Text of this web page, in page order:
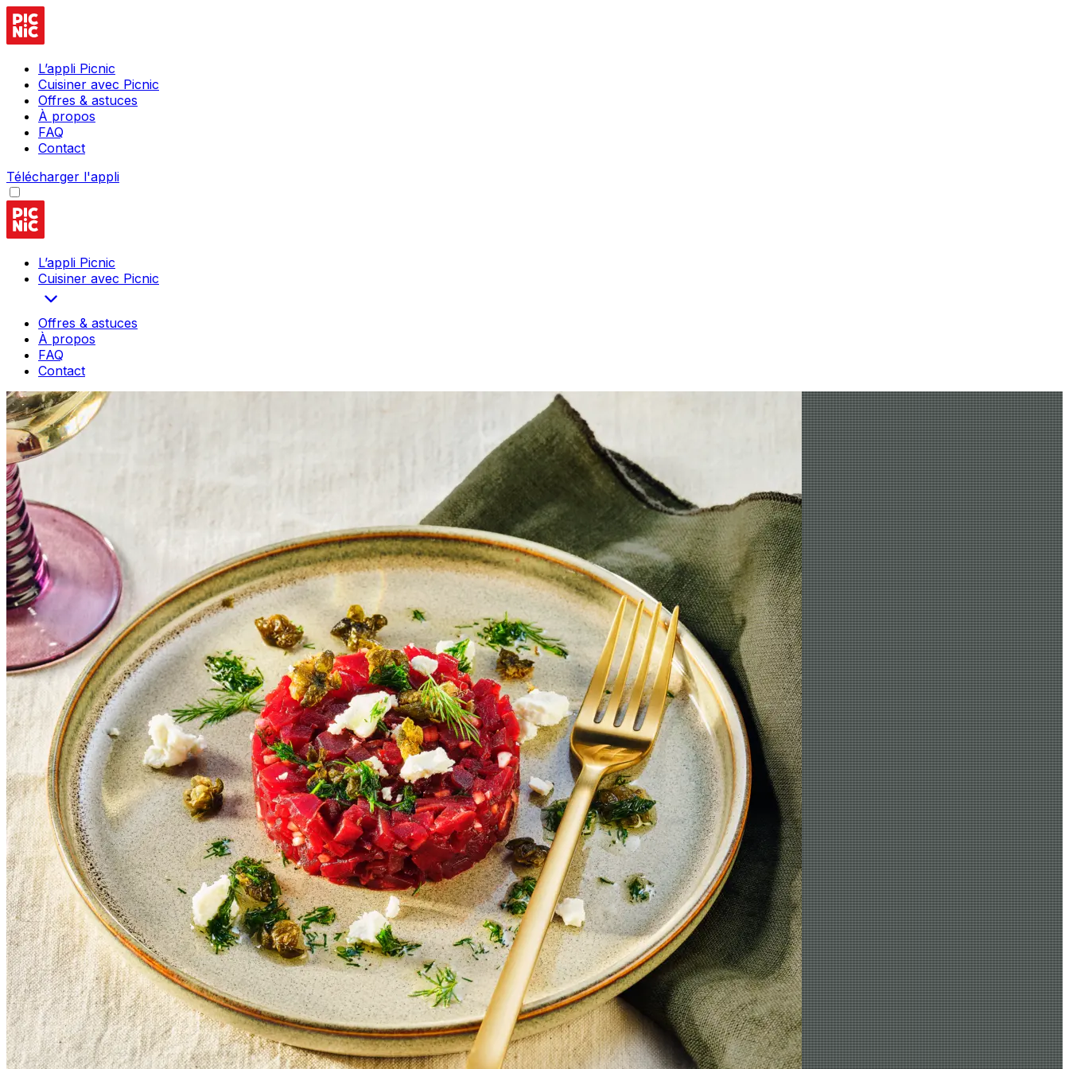
L’appli Picnic
Cuisiner avec Picnic
Offres & astuces
À propos
FAQ
Contact
Télécharger l'appli
L’appli Picnic
Cuisiner avec Picnic
Offres & astuces
À propos
FAQ
Contact